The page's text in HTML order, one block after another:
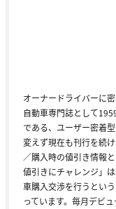
オーナードライバーに
自動車専門誌として
である、ユーザー密着
変えず現在も刊行を続
／購入時の値引き情報
値引きにチャレンジ」
車購入交渉を行うとい
っています。毎月デビ